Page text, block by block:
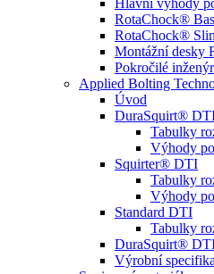
RotaChock®
RotaChock®
Montážní desky
Pokročilé
Applied Bolting
Úvod
DuraSquirt®
Tabulky
Výhody
Squirter® DTI
Tabulky
Výhody
Standard DTI
Tabulky
DuraSquirt® DTI
Výrobní